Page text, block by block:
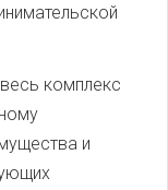
комплекс
и